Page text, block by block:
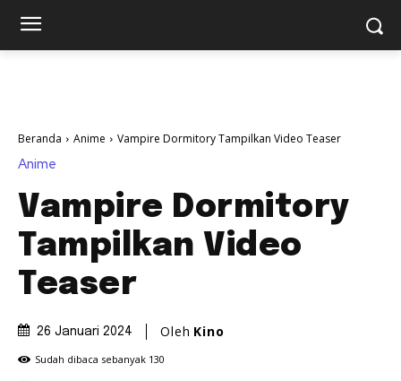
Beranda Anime Vampire Dormitory Tampilkan Video Teaser
Anime
Vampire Dormitory
Tampilkan Video
Teaser
26 Januari 2024 Oleh Kino
Sudah dibaca sebanyak 130